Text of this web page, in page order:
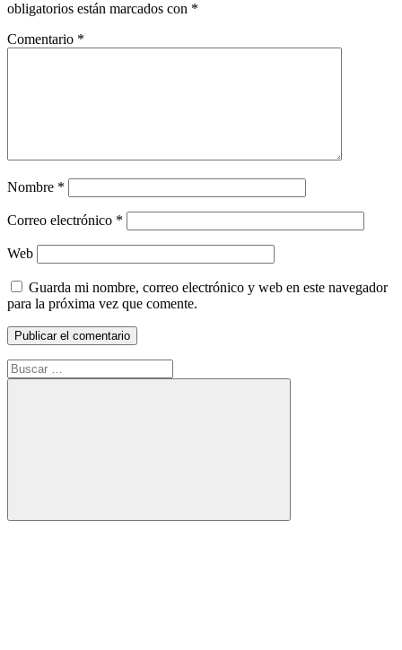
obligatorios están marcados con *
Comentario *
Nombre *
Correo electrónico *
Web
Guarda mi nombre, correo electrónico y web en este navegador
para la próxima vez que comente.
Buscar:
Buscar